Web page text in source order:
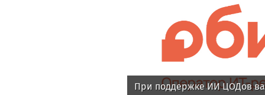
При поддержке ИИ ЦОДов